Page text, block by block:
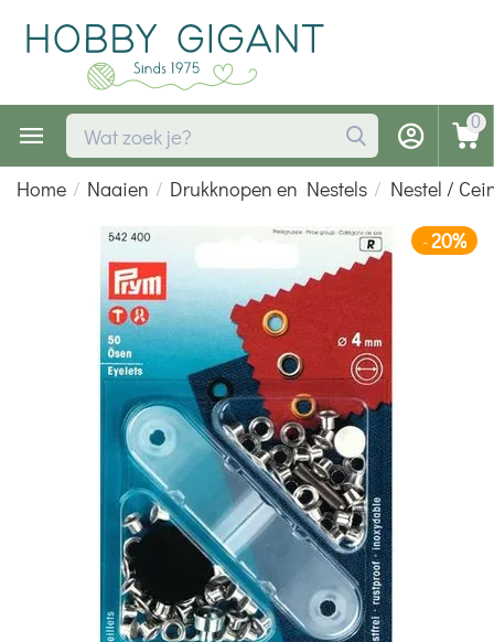
0
Home / Naaien / Drukknopen en Nestels / Nestel /
-20%